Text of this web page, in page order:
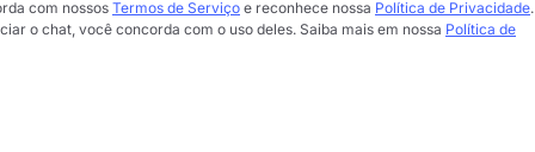
com nossos Termos de Serviço e reconhece nossa Política de Privacidade.
o chat, você concorda com o uso deles. Saiba mais em nossa Política de